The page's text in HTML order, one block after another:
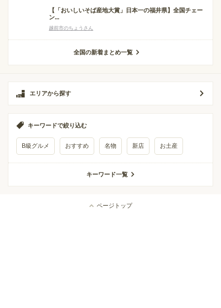
【「おいしいそば産地大賞」日本一の福井県】全国チェー
ン...
越前市のちょうさん
全国の新着まとめ一覧
エリアから探す
キーワードで絞り込む
B級グルメ おすすめ 名物 新店 お土産
キーワード一覧
ページトップ